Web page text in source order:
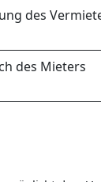
des
des Mieters